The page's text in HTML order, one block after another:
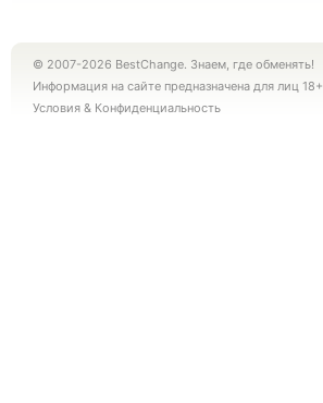
© 2007-2026 BestChange. Знаем, где обменять!
Информация на сайте предназначена для лиц 18+
Условия & Конфиденциальность